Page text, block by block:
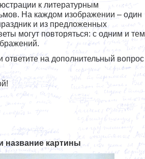
к литературным
На каждом изображении – один
и из предложенных
могут повторяться: с одним и тем
ответите на дополнительный вопрос
название картины